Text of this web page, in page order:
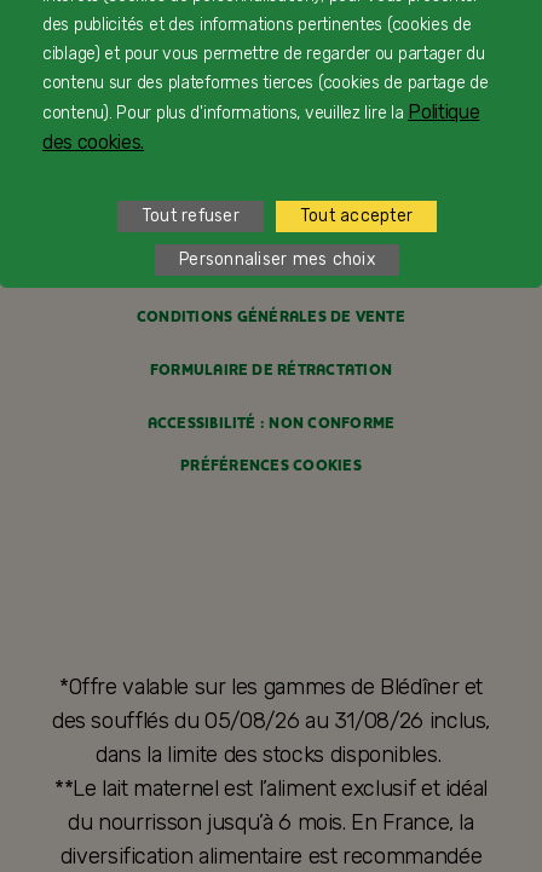
PROFESSIONNELS DE SANTÉ
FAQ
POLITIQUE COOKIES
POLITIQUE DE CONFIDENTIALITÉ
CONDITIONS GÉNÉRALES DE VENTE
FORMULAIRE DE RÉTRACTATION
ACCESSIBILITÉ : NON CONFORME
PRÉFÉRENCES COOKIES
*Offre valable sur les gammes de Blédîner et
des soufflés du 05/08/26 au 31/08/26 inclus,
dans la limite des stocks disponibles.
**Le lait maternel est l’aliment exclusif et idéal
du nourrisson jusqu’à 6 mois. En France, la
diversification alimentaire est recommandée
des publicités et des informations pertinentes (cookies de
ciblage) et pour vous permettre de regarder ou partager du
contenu sur des plateformes tierces (cookies de partage de
contenu). Pour plus d'informations, veuillez lire la Politique
des cookies.
Tout refuser Tout accepter
Personnaliser mes choix